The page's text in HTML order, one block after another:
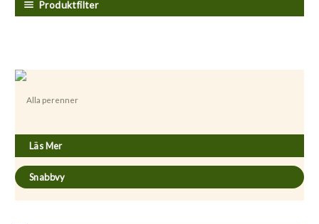
Produktfilter
Alla perenner
Läs Mer
Snabbvy